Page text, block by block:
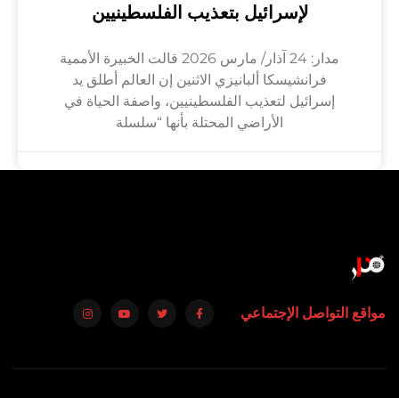
لإسرائيل بتعذيب الفلسطينيين
مدار: 24 آذار/ مارس 2026 قالت الخبيرة الأممية
فرانشيسكا ألبانيزي الاثنين إن العالم أطلق يد
إسرائيل لتعذيب الفلسطينيين، واصفة الحياة في
الأراضي المحتلة بأنها “سلسلة
مواقع التواصل الإجتماعي